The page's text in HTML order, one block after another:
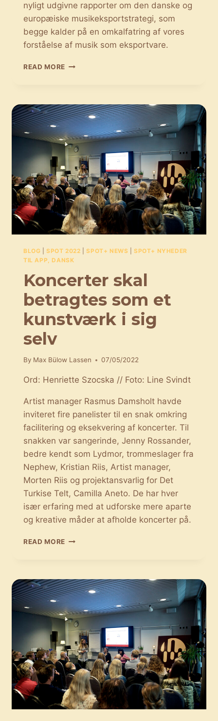
nyligt udgivne rapporter om den danske og
europæiske musikeksportstrategi, som
begge kalder på en omkalfatring af vores
forståelse af musik som eksportvare.
READ MORE MUSIKINDUSTRIENS
EKSPORTSTRATEGI
FOR
DEN
DANSKE
MUSIKBRANCHE
BLOG |SPOT 2022 |SPOT+ NEWS |SPOT+ NYHEDER
TIL APP, DANSK
Koncerter skal
betragtes som et
kunstværk i sig
selv
By Max Bülow Lassen 07/05/2022
Ord: Henriette Szocska // Foto: Line Svindt
Artist manager Rasmus Damsholt havde
inviteret fire panelister til en snak omkring
facilitering og eksekvering af koncerter. Til
snakken var sangerinde, Jenny Rossander,
bedre kendt som Lydmor, trommeslager fra
Nephew, Kristian Riis, Artist manager,
Morten Riis og projektansvarlig for Det
Turkise Telt, Camilla Aneto. De har hver
især erfaring med at udforske mere aparte
og kreative måder at afholde koncerter på.
READ MORE KONCERTER
ET
KUNSTVÆRK
I
SIG
SELV